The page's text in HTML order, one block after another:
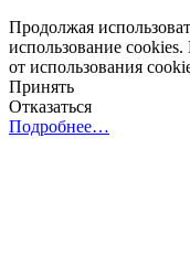
Продолжая
использование
от использования
Принять
Отказаться
Подробнее…